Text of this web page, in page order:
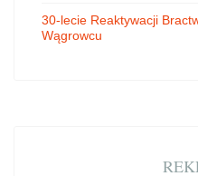
30-lecie Reaktywacji
Wągrowcu